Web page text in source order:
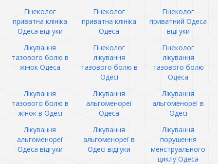
Гінеколог
приватна клініка
Одеса відгуки
Гінеколог
приватна клініка
Одеса
Гінеколог
приватний Одеса
відгуки
Лікування
тазового болю в
жінок Одеса
Гінеколог
лікування
тазового болю в
Одесі
Гінеколог
лікування
тазового болю
Одеса
Лікування
тазового болю в
жінок в Одесі
Лікування
альгоменореї
Одеса
Лікування
альгоменореї в
Одесі
Лікування
альгоменореї
Одеса відгуки
Лікування
альгоменореї в
Одесі відгуки
Лікування
порушення
менструального
циклу Одеса